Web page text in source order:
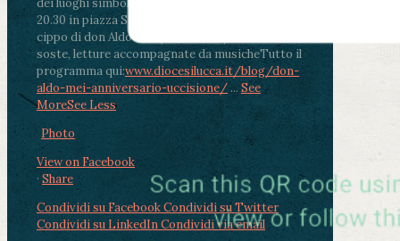
20.30 in piazza San Michele con conclusione al
cippo di don Aldo Mei (Porta Elisa). Durante le
soste, letture accompagnate da musicheTutto il
programma qui:www.diocesilucca.it/blog/don-
aldo-mei-anniversario-uccisione/ ... See
MoreSee Less
Photo
View on Facebook
· Share
Condividi su FacebookCondividi su Twitter
Condividi su LinkedInCondividi via email